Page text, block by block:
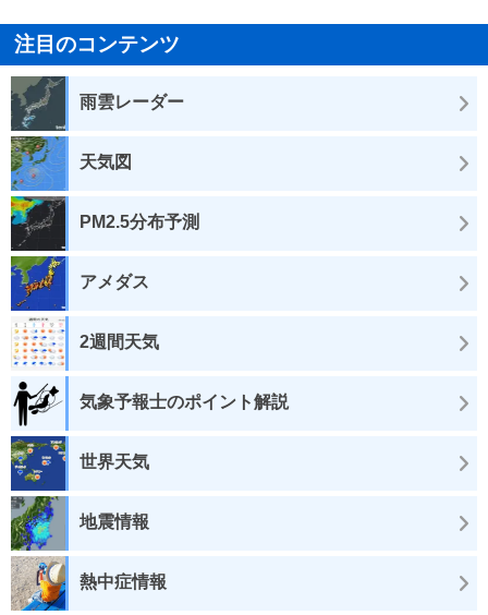
注目のコンテンツ
雨雲レーダー
天気図
PM2.5分布予測
アメダス
2週間天気
気象予報士のポイント解説
世界天気
地震情報
熱中症情報